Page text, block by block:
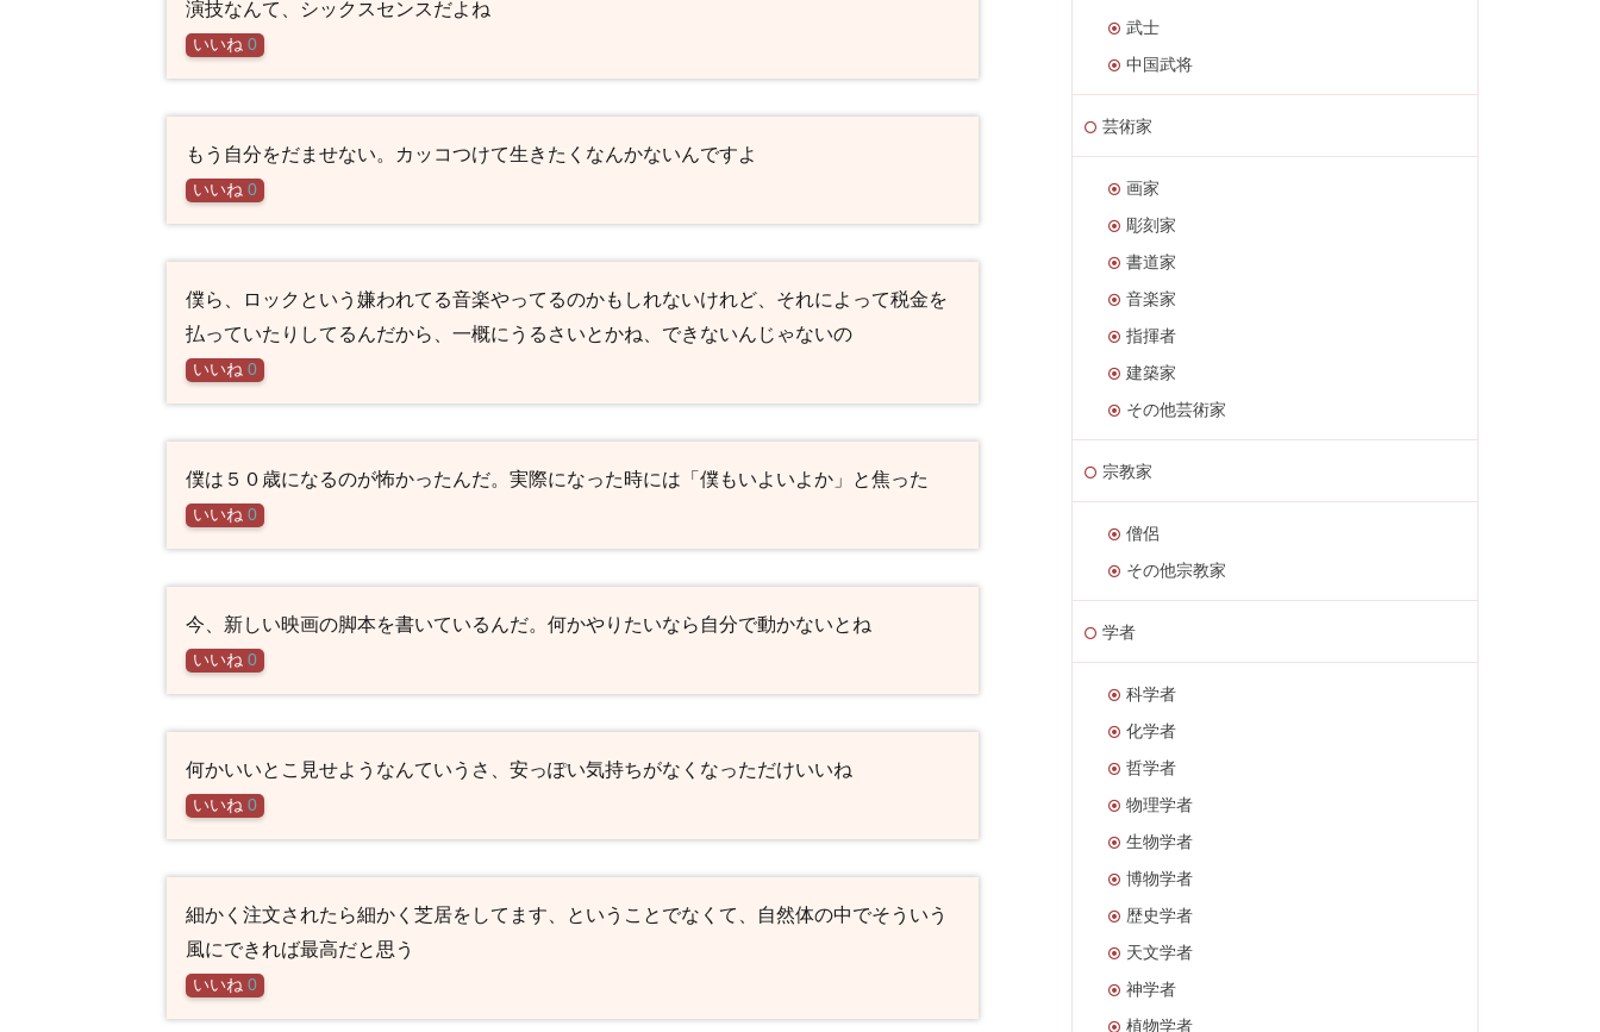
演技なんて、シックスセンスだよね
いいね 0
もう自分をだませない。カッコつけて生きたくなんかないんですよ
いいね 0
僕ら、ロックという嫌われてる音楽やってるのかもしれないけれど、それによって税金を
払っていたりしてるんだから、一概にうるさいとかね、できないんじゃないの
いいね 0
僕は５０歳になるのが怖かったんだ。実際になった時には「僕もいよいよか」と焦った
いいね 0
今、新しい映画の脚本を書いているんだ。何かやりたいなら自分で動かないとね
いいね 0
何かいいとこ見せようなんていうさ、安っぽい気持ちがなくなっただけいいね
いいね 0
細かく注文されたら細かく芝居をしてます、ということでなくて、自然体の中でそういう
風にできれば最高だと思う
いいね 0
武士
中国武将
芸術家
画家
彫刻家
書道家
音楽家
指揮者
建築家
その他芸術家
宗教家
僧侶
その他宗教家
学者
科学者
化学者
哲学者
物理学者
生物学者
博物学者
歴史学者
天文学者
神学者
植物学者